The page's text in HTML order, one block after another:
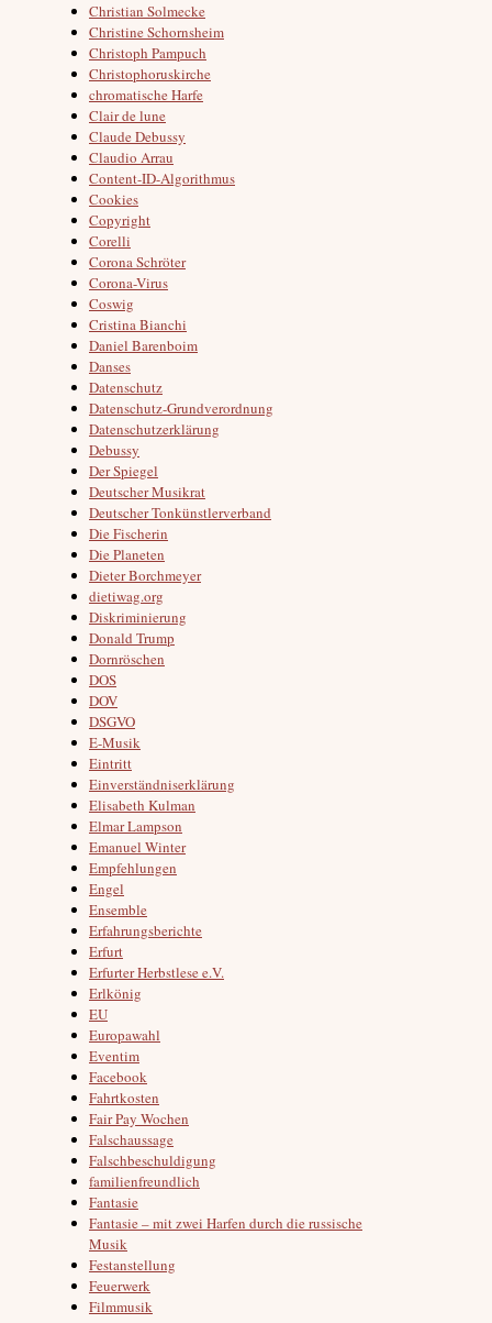
Christian Solmecke
Christine Schornsheim
Christoph Pampuch
Christophoruskirche
chromatische Harfe
Clair de lune
Claude Debussy
Claudio Arrau
Content-ID-Algorithmus
Cookies
Copyright
Corelli
Corona Schröter
Corona-Virus
Coswig
Cristina Bianchi
Daniel Barenboim
Danses
Datenschutz
Datenschutz-Grundverordnung
Datenschutzerklärung
Debussy
Der Spiegel
Deutscher Musikrat
Deutscher Tonkünstlerverband
Die Fischerin
Die Planeten
Dieter Borchmeyer
dietiwag.org
Diskriminierung
Donald Trump
Dornröschen
DOS
DOV
DSGVO
E-Musik
Eintritt
Einverständniserklärung
Elisabeth Kulman
Elmar Lampson
Emanuel Winter
Empfehlungen
Engel
Ensemble
Erfahrungsberichte
Erfurt
Erfurter Herbstlese e.V.
Erlkönig
EU
Europawahl
Eventim
Facebook
Fahrtkosten
Fair Pay Wochen
Falschaussage
Falschbeschuldigung
familienfreundlich
Fantasie
Fantasie – mit zwei Harfen durch die russische
Musik
Festanstellung
Feuerwerk
Filmmusik